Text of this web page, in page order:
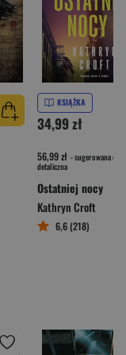
KSIĄŻKA
34,99 zł
56,99 zł - sugerowana cena
detaliczna
Ostatniej nocy
Kathryn Croft
6,6 (218)